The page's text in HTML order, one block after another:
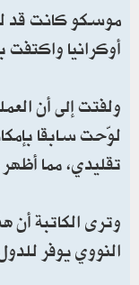
موسكو كانت قد
أوكرانيا
ولفتت إلى أن
لوّحت سابقا
تقليدي، مما
وترى الكاتبة أن
النووي يوفر